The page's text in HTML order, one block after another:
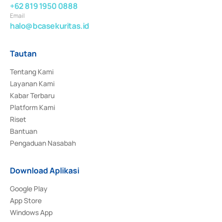
+62 819 1950 0888
Email
halo@bcasekuritas.id
Tautan
Tentang Kami
Layanan Kami
Kabar Terbaru
Platform Kami
Riset
Bantuan
Pengaduan Nasabah
Download Aplikasi
Google Play
App Store
Windows App